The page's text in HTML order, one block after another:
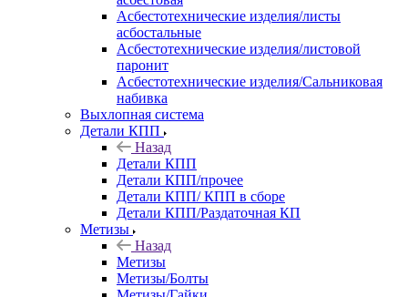
Асбестотехнические изделия/листы
асбостальные
Асбестотехнические изделия/листовой
паронит
Асбестотехнические изделия/Сальниковая
набивка
Выхлопная система
Детали КПП
Назад
Детали КПП
Детали КПП/прочее
Детали КПП/ КПП в сборе
Детали КПП/Раздаточная КП
Метизы
Назад
Метизы
Метизы/Болты